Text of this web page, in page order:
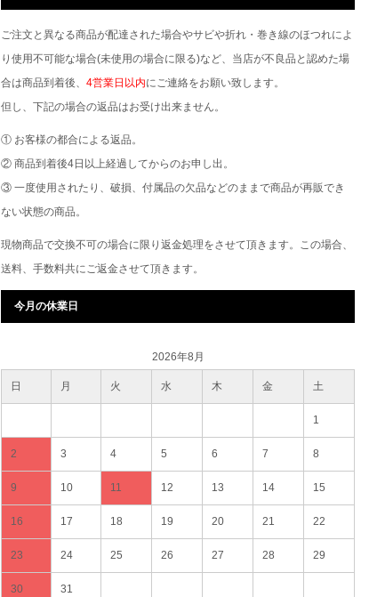
ご注文と異なる商品が配達された場合やサビや折れ・巻き線のほつれによ
り使用不可能な場合(未使用の場合に限る)など、当店が不良品と認めた場
合は商品到着後、 4営業日以内にご連絡をお願い致します。
但し、下記の場合の返品はお受け出来ません。
① お客様の都合による返品。
② 商品到着後4日以上経過してからのお申し出。
③ 一度使用されたり、破損、付属品の欠品などのままで商品が再販でき
ない状態の商品。
現物商品で交換不可の場合に限り返金処理をさせて頂きます。この場合、
送料、手数料共にご返金させて頂きます。
今月の休業日
2026年8月
日 月 火 水 木 金 土
1
2 3 4 5 6 7 8
9 10 11 12 13 14 15
16 17 18 19 20 21 22
23 24 25 26 27 28 29
30 31